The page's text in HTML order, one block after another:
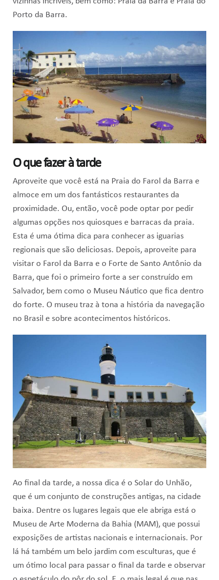
Porto da Barra.
O que fazer à tarde
Aproveite que você está na Praia do Farol da Barra e
almoce em um dos fantásticos restaurantes da
proximidade. Ou, então, você pode optar por pedir
algumas opções nos quiosques e barracas da praia.
Esta é uma ótima dica para conhecer as iguarias
regionais que são deliciosas. Depois, aproveite para
visitar o Farol da Barra e o Forte de Santo Antônio da
Barra, que foi o primeiro forte a ser construído em
Salvador, bem como o Museu Náutico que fica dentro
do forte. O museu traz à tona a história da navegação
no Brasil e sobre acontecimentos históricos.
Ao final da tarde, a nossa dica é o Solar do Unhão,
que é um conjunto de construções antigas, na cidade
baixa. Dentre os lugares legais que ele abriga está o
Museu de Arte Moderna da Bahia (MAM), que possui
exposições de artistas nacionais e internacionais. Por
lá há também um belo jardim com esculturas, que é
um ótimo local para passar o final da tarde e observar